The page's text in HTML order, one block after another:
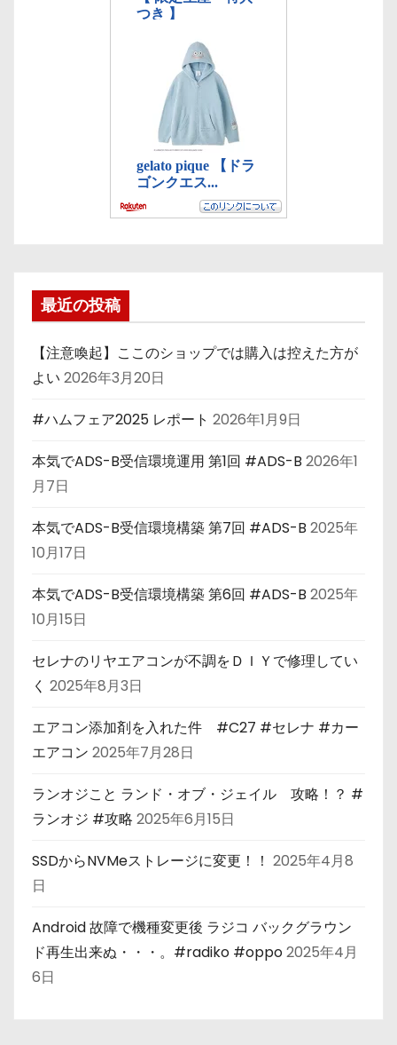
最近の投稿
【注意喚起】ここのショップでは購入は控えた方が
よい 2026年3月20日
#ハムフェア2025 レポート 2026年1月9日
本気でADS-B受信環境運用 第1回 #ADS-B 2026年1
月7日
本気でADS-B受信環境構築 第7回 #ADS-B 2025年
10月17日
本気でADS-B受信環境構築 第6回 #ADS-B 2025年
10月15日
セレナのリヤエアコンが不調をＤＩＹで修理してい
く 2025年8月3日
エアコン添加剤を入れた件 #C27 #セレナ #カー
エアコン 2025年7月28日
ランオジこと ランド・オブ・ジェイル 攻略！？ #
ランオジ #攻略 2025年6月15日
SSDからNVMeストレージに変更！！ 2025年4月8
日
Android 故障で機種変更後 ラジコ バックグラウン
ド再生出来ぬ・・・。#radiko #oppo2025年4月
6日